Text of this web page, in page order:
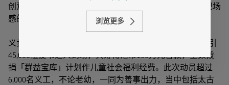
创意与想像力，让他们探索广阔的阅读世界，还有极富现场
感的360度环回摄影体验。
义卖在太古坊两个地点举行（ArtisTree及柏克大厦），吸引
45,000位爱书之人到场，共筹得港币136万元善款，全数拨
捐「群益宝库」计划作儿童社会福利经费。此次动员超过
6,000名义工，不论老幼，一同为善事出力，当中包括太古
浏览更多